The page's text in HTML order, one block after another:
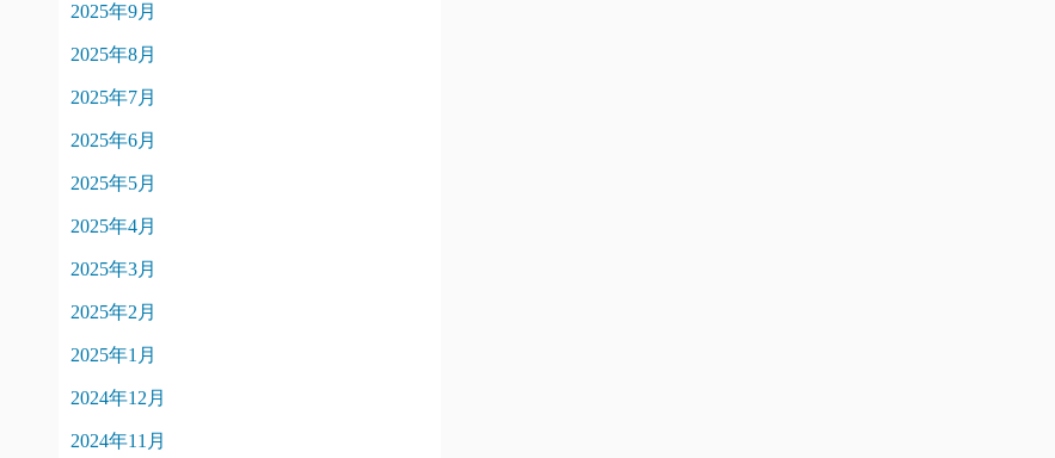
2025年9月
2025年8月
2025年7月
2025年6月
2025年5月
2025年4月
2025年3月
2025年2月
2025年1月
2024年12月
2024年11月